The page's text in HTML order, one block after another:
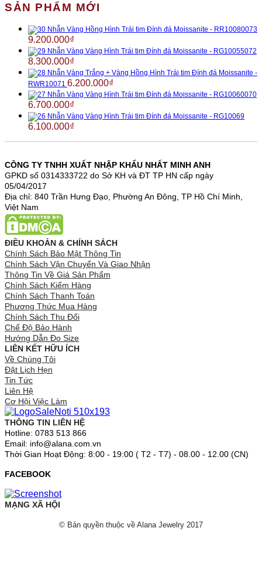
SẢN PHẨM MỚI
Nhẫn Vàng Hồng Hình Trái tim Đính đá Moissanite - RR10080073
9.200.000₫
Nhẫn Vàng Vàng Hình Trái tim Đính đá Moissanite - RG10055072
8.300.000₫
Nhẫn Vàng Trắng + Vàng Hồng Hình Trái tim Đính đá Moissanite -
RWR10071 6.200.000₫
Nhẫn Vàng Vàng Hình Trái tim Đính đá Moissanite - RG10060070
6.700.000₫
Nhẫn Vàng Vàng Hình Trái tim Đính đá Moissanite - RG10069
6.100.000₫
CÔNG TY TNHH XUẤT NHẬP KHẨU NHẤT MINH ANH
GPKD số 0314333722 do Sở KH và ĐT TP HN cấp ngày
05/04/2017
Địa chỉ: 840 Trần Hưng Đạo, Phường An Đông, TP Hồ Chí Minh,
Việt Nam
ĐIỀU KHOẢN & CHÍNH SÁCH
Chính Sách Bảo Mật Thông Tin
Chính Sách Vận Chuyển Và Giao Nhận
Thông Tin Về Giá Sản Phẩm
Chính Sách Kiểm Hàng
Chính Sách Thanh Toán
Phương Thức Mua Hàng
Chính Sách Thu Đổi
Chế Độ Bảo Hành
Hướng Dẫn Đo Size
LIÊN KẾT HỮU ÍCH
Về Chúng Tôi
Đặt Lịch Hẹn
Tin Tức
Liên Hệ
Cơ Hội Việc Làm
THÔNG TIN LIÊN HỆ
Hotline: 0783 513 866
Email: info@alana.com.vn
Thời Gian Hoạt Động: 8:00 - 19:00 ( T2 - T7) - 08.00 - 12.00 (CN)
FACEBOOK
MẠNG XÃ HỘI
© Bản quyền thuộc về Alana Jewelry 2017